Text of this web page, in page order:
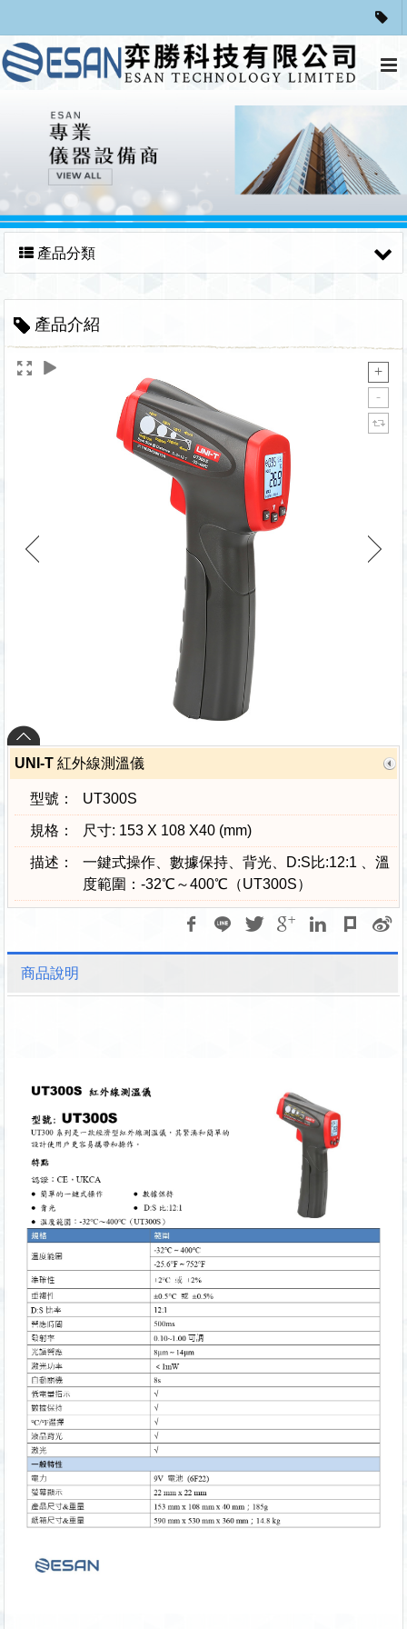
產品分類
產品介紹
UNI-T 紅外線測溫儀
型號： UT300S
規格： 尺寸: 153 X 108 X40 (mm)
描述：
一鍵式操作、數據保持、背光、D:S比:12:1 、溫
度範圍：-32℃～400℃（UT300S）
商品說明